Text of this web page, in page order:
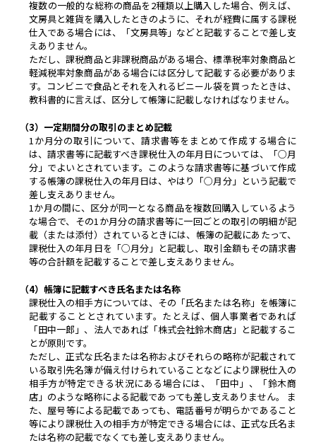
複数の一般的な総称の商品を2種類以上購入した場合、例えば、
文房具と雑貨を購入したときのように、それが経費に属する課税
仕入である場合には、「文房具等」などと記載することで差し支
えありません。
ただし、課税商品と非課税商品がある場合、標準税率対象商品と
軽減税率対象商品がある場合には区分して記載する必要がありま
す。コンビニで食品とそれを入れるビニール袋を買ったときは、
教科書的に言えば、区分して帳簿に記載しなければなりません。
（3）一定期間分の取引のまとめ記載
1か月分の取引について、請求書等をまとめて作成する場合に
は、請求書等に記載すべき課税仕入の年月日については、「○月
分」でよいとされています。このような請求書等に基づいて作成
する帳簿の課税仕入の年月日は、やはり「○月分」という記載で
差し支えありません。
1か月の間に、区分が同一となる商品を複数回購入しているよう
な場合で、その1か月分の請求書等に一回ごとの取引の明細が記
載（または添付）されているときには、帳簿の記載にあたって、
課税仕入の年月日を「○月分」と記載し、取引金額もその請求書
等の合計額を記載することで差し支えありません。
（4）帳簿に記載すべき氏名または名称
課税仕入の相手方については、その「氏名または名称」を帳簿に
記載することとされています。たとえば、個人事業者であれば
「田中一郎」、法人であれば「株式会社鈴木商店」と記載するこ
とが原則です。
ただし、正式な氏名または名称およびそれらの略称が記載されて
いる取引先名簿が備え付けられていることなどにより課税仕入の
相手方が特定できる状況にある場合には、「田中」、「鈴木商
店」のような略称による記載であっても差し支えありません。 ま
た、屋号等による記載であっても、電話番号が明らかであること
等により課税仕入の相手方が特定できる場合には、正式な氏名ま
たは名称の記載でなくても差し支えありません。